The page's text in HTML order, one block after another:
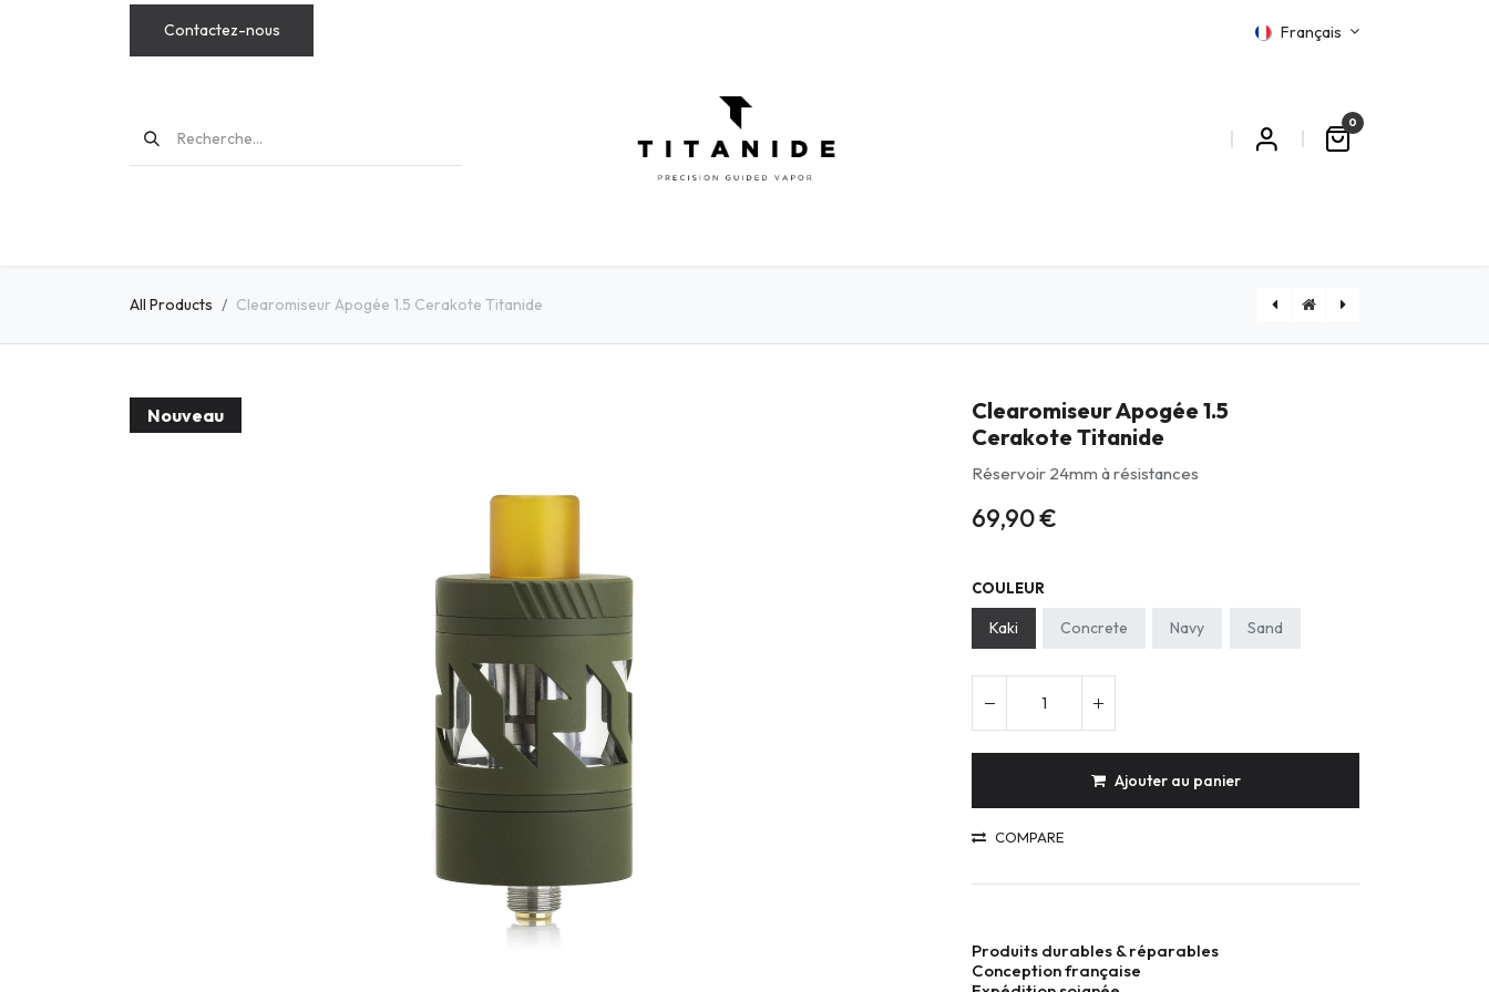
Contactez-nous Français
0
All Products Clearomiseur Apogée 1.5 Cerakote Titanide
Nouveau
Clearomiseur Apogée 1.5
Cerakote Titanide
Réservoir 24mm à résistances
69,90€
COULEUR
Kaki Concrete Navy Sand
Ajouter au panier
COMPARE
Produits durables & réparables
Conception française